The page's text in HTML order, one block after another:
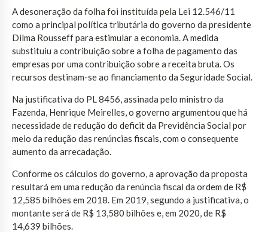
A desoneração da folha foi instituída pela Lei 12.546/11
como a principal política tributária do governo da presidente
Dilma Rousseff para estimular a economia. A medida
substituiu a contribuição sobre a folha de pagamento das
empresas por uma contribuição sobre a receita bruta. Os
recursos destinam-se ao financiamento da Seguridade Social.
Na justificativa do PL 8456, assinada pelo ministro da
Fazenda, Henrique Meirelles, o governo argumentou que há
necessidade de redução do deficit da Previdência Social por
meio da redução das renúncias fiscais, com o consequente
aumento da arrecadação.
Conforme os cálculos do governo, a aprovação da proposta
resultará em uma redução da renúncia fiscal da ordem de R$
12,585 bilhões em 2018. Em 2019, segundo a justificativa, o
montante será de R$ 13,580 bilhões e, em 2020, de R$
14,639 bilhões.